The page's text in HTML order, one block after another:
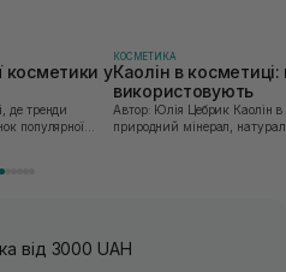
косметики у
популярної
КОСМЕТИКА
Каолін в
використовують
Автор: Юлія Цебрик Каолін в косметології – це
природний мінерал,
від 3000 UAH